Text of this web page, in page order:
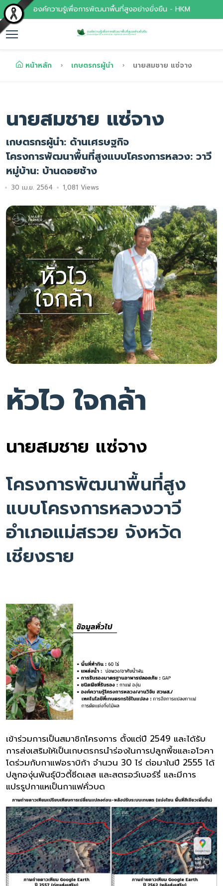
องค์ความรู้เพื่อการพัฒนาพื้นที่สูงอย่างยั่งยืน - HKM
หน้าหลัก เกษตรกรผู้นำ นายสมชาย แซ่จาง
นายสมชาย แซ่จาง
เกษตรกรผู้นำ: ด้านเศรษฐกิจ
โครงการพัฒนาพื้นที่สูงแบบโครงการหลวง: วาวี
หมู่บ้าน: บ้านดอยช้าง
30 เม.ย. 2564 1,081 Views
หัวไว ใจกล้า
นายสมชาย แซ่จาง
โครงการพัฒนาพื้นที่สูง
แบบโครงการหลวงวาวี
อำเภอแม่สรวย จังหวัด
เชียงราย
เข้าร่วมการเป็นสมาชิกโครงการ ตั้งแต่ปี 2549 และได้รับ
การส่งเสริมให้เป็นเกษตรกรนำร่องในการปลูกพี้ชและอโวคา
โดร่วมกับกาแฟอราบิก้า จำนวน 30 ไร่ ต่อมาในปี 2555 ได้
ปลูกองุ่นพันธุ์บิวตี้ซีดเลส และสตรอว์เบอร์รี่ และมีการ
แปรรูปกาแหเป็นกาแฟคั่วบด